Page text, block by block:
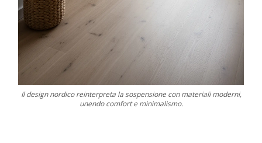
Il design nordico reinterpreta la sospensione con materiali moderni,
unendo comfort e minimalismo.